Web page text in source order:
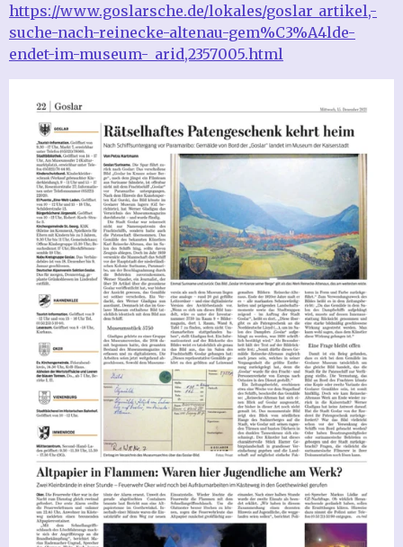
https://www.goslarsche.de/lokales/goslar_artikel,-
suche-nach-reinecke-altenau-gem%C3%A4lde-
endet-im-museum-_arid,2357005.html